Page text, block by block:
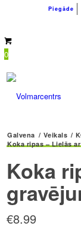
Piegāde
0
Galvena / Veikals /
Koka ripas – Lielās
Koka
€8.99